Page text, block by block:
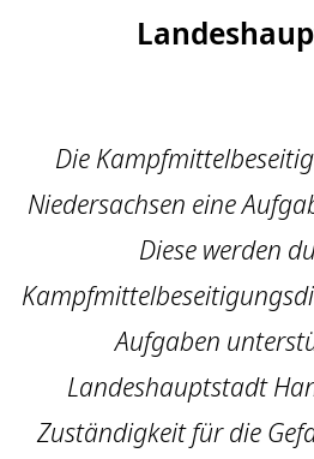
Die
Niedersachsen eine
Diese werden
Aufgaben
Landeshauptstadt
Zuständigkeit für die